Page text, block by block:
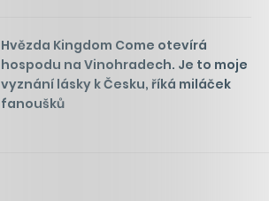
Hvězda Kingdom Come otevírá
hospodu na Vinohradech. Je to moje
vyznání lásky k Česku, říká miláček
fanoušků